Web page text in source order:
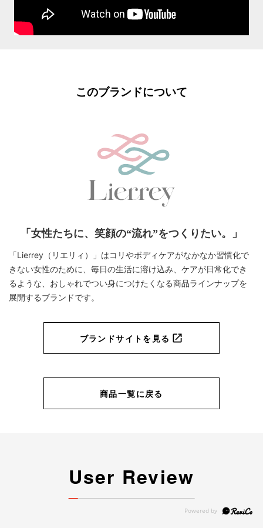
リー
ショッピングカートを見る
お買い物を続ける
このブランドについて
「女性たちに、笑顔の“流れ”をつくりたい。」
「Lierrey（リエリィ）」はコリやボディケアがなかなか習慣化で
きない女性のために、毎日の生活に溶け込み、 ケアが日常化でき
るような、おしゃれでつい身につけたくなる商品ラインナップを
展開するブランドです。
ブランドサイトを見る
商品一覧に戻る
User Review